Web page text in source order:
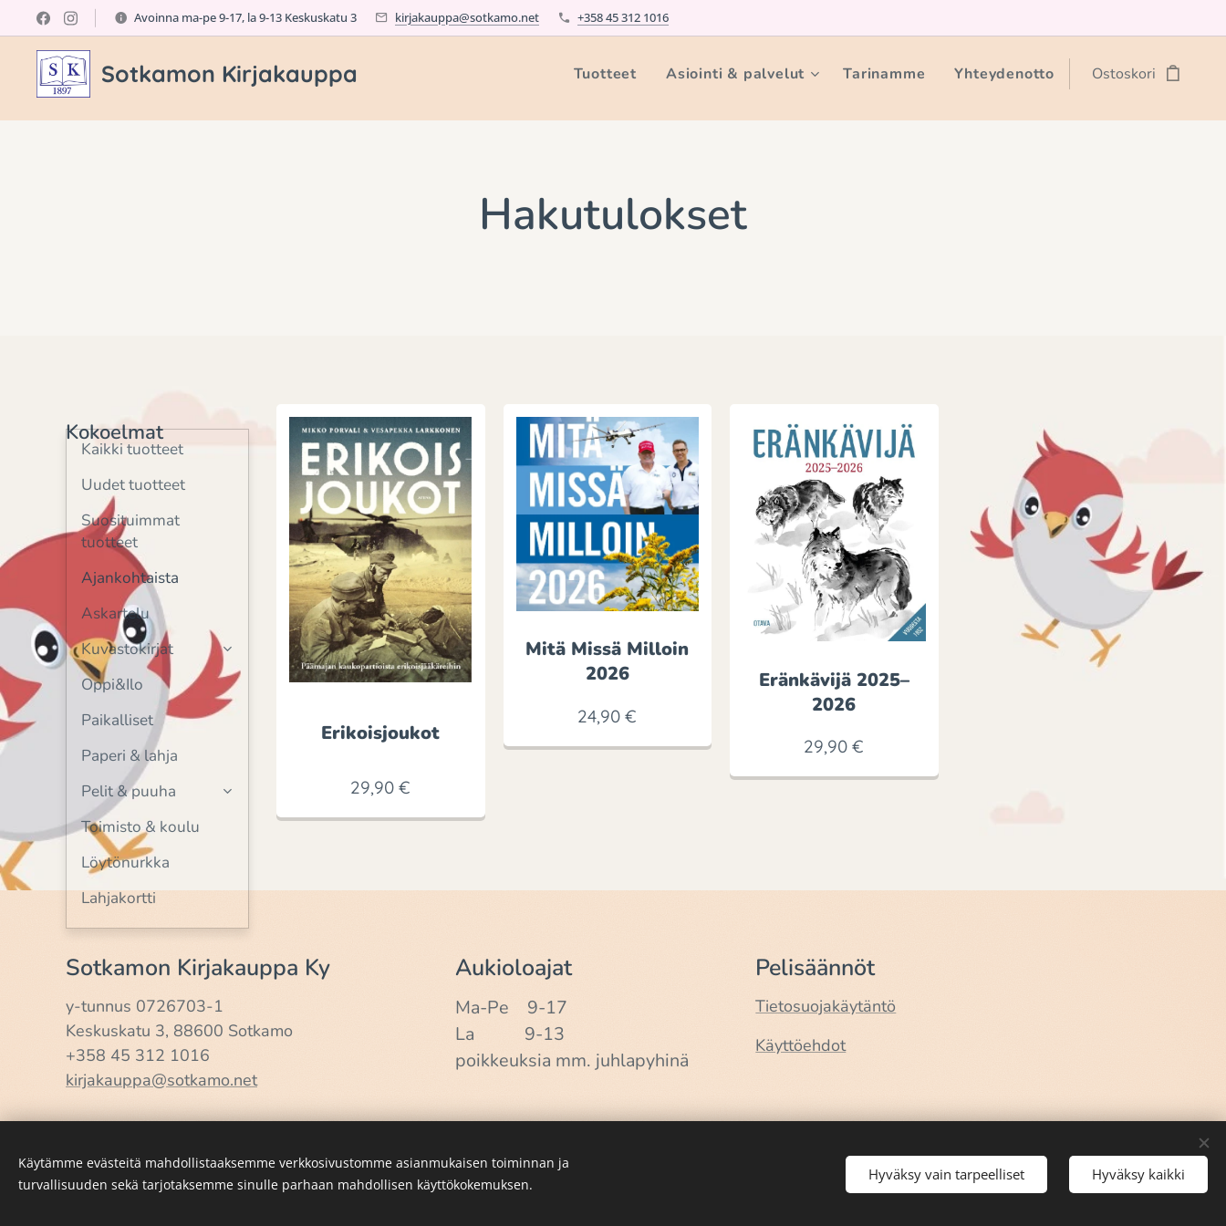
Avoinna ma-pe 9-17, la 9-13 Keskuskatu 3 kirjakauppa@sotkamo.net +358 45 312 1016
Sotkamon Kirjakauppa Tuotteet Asiointi & palvelut Tarinamme Yhteydenotto Ostoskori
Hakutulokset
Kokoelmat
Kaikki tuotteet
Uudet tuotteet
Suosituimmat
tuotteet
Ajankohtaista
Askartelu
Kuvastokirjat
Oppi&Ilo
Paikalliset
Paperi & lahja
Pelit & puuha
Toimisto & koulu
Löytönurkka
Lahjakortti
Erikoisjoukot
29,90 €
Mitä Missä Milloin
2026
24,90 €
Eränkävijä 2025–
2026
29,90 €
Sotkamon Kirjakauppa Ky
y-tunnus 0726703-1
Keskuskatu 3, 88600 Sotkamo
+358 45 312 1016
kirjakauppa@sotkamo.net
Aukioloajat
Ma-Pe 9-17
La 9-13
poikkeuksia mm. juhlapyhinä
Pelisäännöt
Tietosuojakäytäntö
Käyttöehdot
Käytämme evästeitä mahdollistaaksemme verkkosivustomme asianmukaisen toiminnan ja
turvallisuuden sekä tarjotaksemme sinulle parhaan mahdollisen käyttökokemuksen.
Hyväksy vain tarpeelliset Hyväksy kaikki